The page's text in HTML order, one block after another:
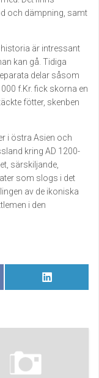
och dämpning, samt
är intressant
kan gå. Tidiga
delar såsom
f.Kr. fick skorna en
fötter, skenben
i östra Asien och
kring AD 1200-
särskiljande,
som slogs i det
av de ikoniska
i den
Dela
på
LinkedIn